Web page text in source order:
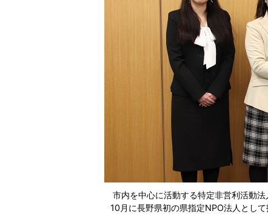
市内を中心に活動する特定非営利活動
10月に長野県初の県指定NPO法人とし